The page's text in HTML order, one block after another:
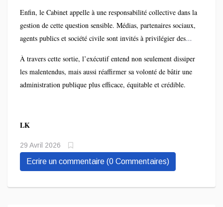
l’amélioration des conditions socioprofessionnelles, ainsi que
la promotion de l’égalité des chances, y compris pour les
personnes vivant avec handicap. Le gouvernement entend
également renforcer les mécanismes de retraite et former une
nouvelle élite administrative fondée sur la compétence,
l’intégrité et le patriotisme.
Enfin, le Cabinet appelle à une responsabilité collective dans la
gestion de cette question sensible. Médias, partenaires sociaux,
agents publics et société civile sont invités à privilégier des
dans un esprit constructif.
À travers cette sortie, l’exécutif entend non seulement dissiper
les malentendus, mais aussi réaffirmer sa volonté de bâtir une
administration publique plus efficace, équitable et crédible.
LK
29 Avril 2026
Ecrire un commentaire (0 Commentaires)